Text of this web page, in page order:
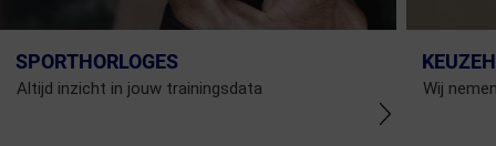
SPORTHORLOGES
Altijd inzicht in jouw trainingsdata Wij